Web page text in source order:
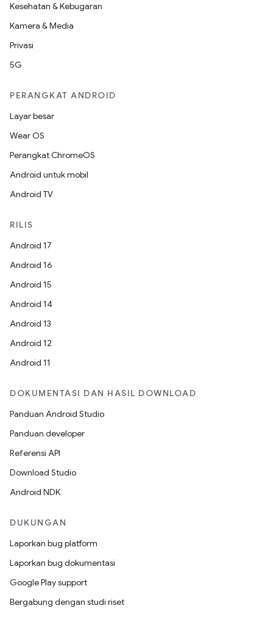
Kesehatan & Kebugaran
Kamera & Media
Privasi
5G
PERANGKAT ANDROID
Layar besar
Wear OS
Perangkat ChromeOS
Android untuk mobil
Android TV
RILIS
Android 17
Android 16
Android 15
Android 14
Android 13
Android 12
Android 11
DOKUMENTASI DAN HASIL DOWNLOAD
Panduan Android Studio
Panduan developer
Referensi API
Download Studio
Android NDK
DUKUNGAN
Laporkan bug platform
Laporkan bug dokumentasi
Google Play support
Bergabung dengan studi riset